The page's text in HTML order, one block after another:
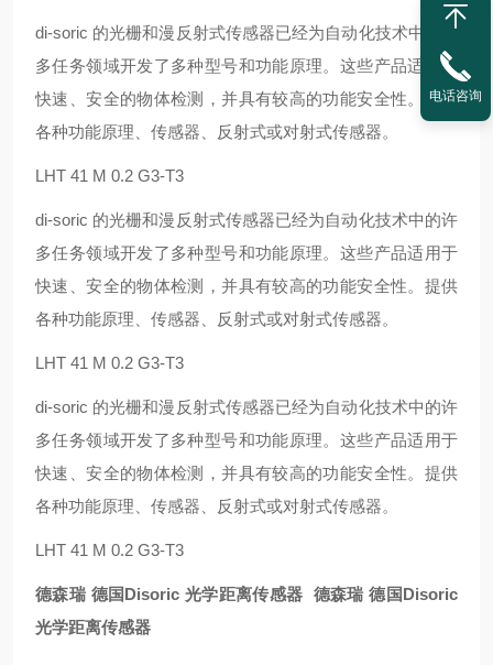
di-soric 的光栅和漫反射式传感器已经为自动化技术中的许
多任务领域开发了多种型号和功能原理。这些产品适用于
快速、安全的物体检测，并具有较高的功能安全性。提供
各种功能原理、传感器、反射式或对射式传感器。
LHT 41 M 0.2 G3-T3
di-soric 的光栅和漫反射式传感器已经为自动化技术中的许
多任务领域开发了多种型号和功能原理。这些产品适用于
快速、安全的物体检测，并具有较高的功能安全性。提供
各种功能原理、传感器、反射式或对射式传感器。
LHT 41 M 0.2 G3-T3
di-soric 的光栅和漫反射式传感器已经为自动化技术中的许
多任务领域开发了多种型号和功能原理。这些产品适用于
快速、安全的物体检测，并具有较高的功能安全性。提供
各种功能原理、传感器、反射式或对射式传感器。
LHT 41 M 0.2 G3-T3
德森瑞 德国Disoric 光学距离传感器 德森瑞 德国Disoric
光学距离传感器
电话咨询